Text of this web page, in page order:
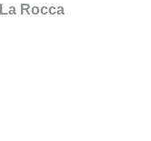
Rocca